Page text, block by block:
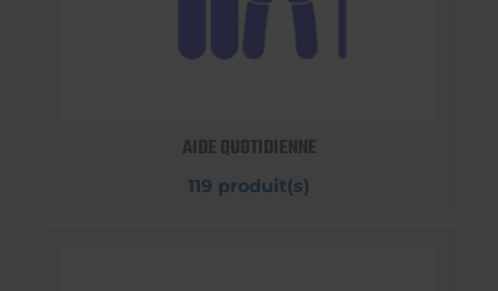
AIDE QUOTIDIENNE
119 produit(s)